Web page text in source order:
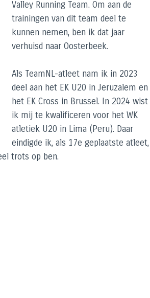
Valley Running Team. Om aan de
trainingen van dit team deel te
kunnen nemen, ben ik dat jaar
verhuisd naar Oosterbeek.
Als TeamNL-atleet nam ik in 2023
deel aan het EK U20 in Jeruzalem en
het EK Cross in Brussel. In 2024 wist
ik mij te kwalificeren voor het WK
atletiek U20 in Lima (Peru). Daar
eindigde ik, als 17e geplaatste atleet,
trots op ben.